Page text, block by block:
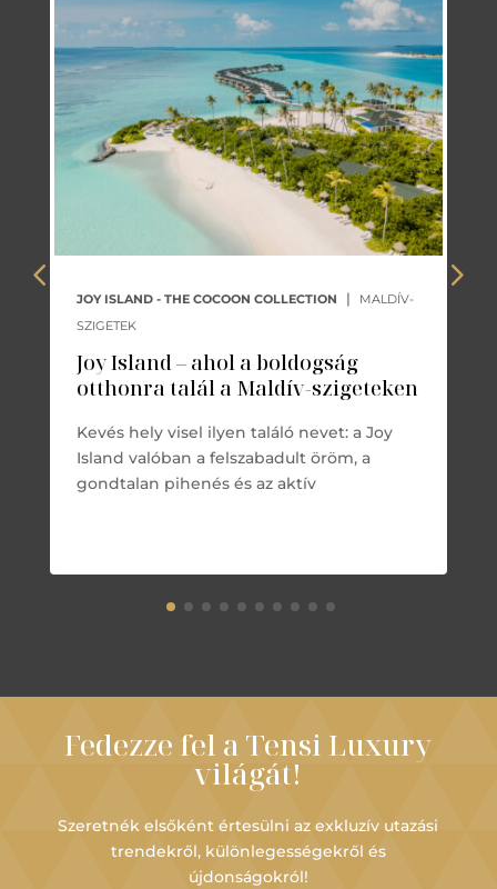
Joy Island – ahol a boldogság
otthonra talál a Maldív-szigeteken
JOY ISLAND - THE COCOON COLLECTION |
MALDÍV-
SZIGETEK
Kevés hely visel ilyen találó nevet: a Joy
Island valóban a felszabadult öröm, a
gondtalan pihenés és az aktív
Fedezze fel a Tensi Luxury
világát!
Szeretnék elsőként értesülni az exkluzív utazási
trendekről, különlegességekről és
újdonságokról!